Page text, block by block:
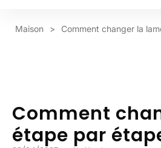
Maison > Comment changer la
Comment
étape par